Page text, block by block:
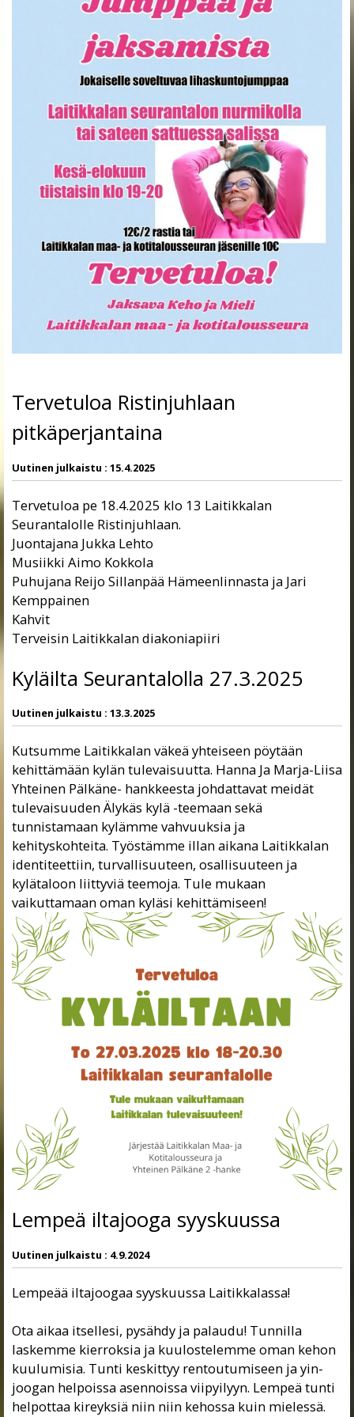
Tervetuloa Ristinjuhlaan
pitkäperjantaina
Uutinen julkaistu : 15.4.2025
Tervetuloa pe 18.4.2025 klo 13 Laitikkalan
Seurantalolle Ristinjuhlaan.
Juontajana Jukka Lehto
Musiikki Aimo Kokkola
Puhujana Reijo Sillanpää Hämeenlinnasta ja Jari
Kemppainen
Kahvit
Terveisin Laitikkalan diakoniapiiri
Kyläilta Seurantalolla 27.3.2025
Uutinen julkaistu : 13.3.2025
Kutsumme Laitikkalan väkeä yhteiseen pöytään
kehittämään kylän tulevaisuutta. Hanna Ja Marja-Liisa
Yhteinen Pälkäne- hankkeesta johdattavat meidät
tulevaisuuden Älykäs kylä -teemaan sekä
tunnistamaan kylämme vahvuuksia ja
kehityskohteita. Työstämme illan aikana Laitikkalan
identiteettiin, turvallisuuteen, osallisuuteen ja
kylätaloon liittyviä teemoja. Tule mukaan
vaikuttamaan oman kyläsi kehittämiseen!
Lempeä iltajooga syyskuussa
Uutinen julkaistu : 4.9.2024
Lempeää iltajoogaa syyskuussa Laitikkalassa!
Ota aikaa itsellesi, pysähdy ja palaudu! Tunnilla
laskemme kierroksia ja kuulostelemme oman kehon
kuulumisia. Tunti keskittyy rentoutumiseen ja yin-
joogan helpoissa asennoissa viipyilyyn. Lempeä tunti
helpottaa kireyksiä niin niin kehossa kuin mielessä.